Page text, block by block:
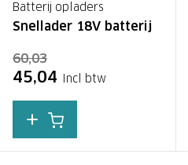
Batterij opladers
Snellader 18V batterij
60,03
45,04 Incl btw